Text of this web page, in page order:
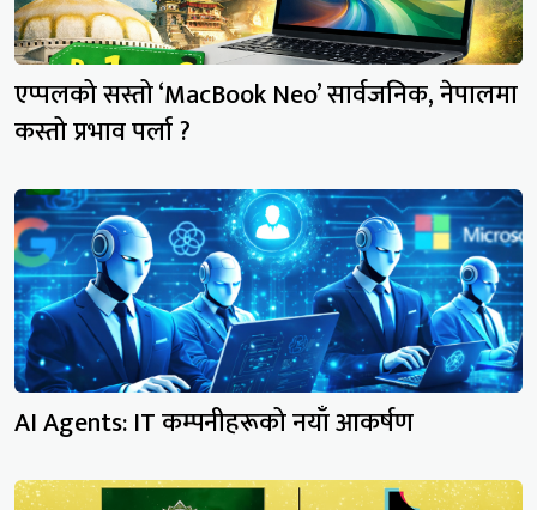
एप्पलको सस्तो ‘MacBook Neo’ सार्वजनिक, नेपालमा
कस्तो प्रभाव पर्ला ?
AI Agents: IT कम्पनीहरूको नयाँ आकर्षण